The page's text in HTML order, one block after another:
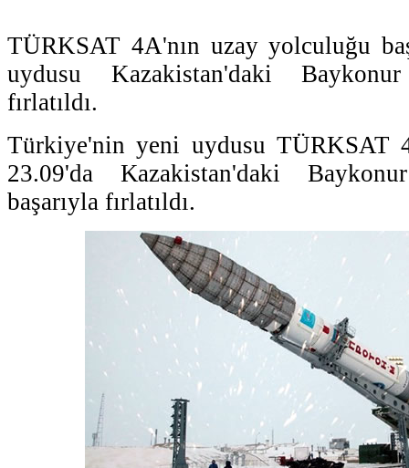
TÜRKSAT 4A'nın uzay yolculuğu
uydusu Kazakistan'daki
fırlatıldı.
Türkiye'nin yeni uydusu TÜRKSAT
23.09'da Kazakistan'daki
başarıyla fırlatıldı.